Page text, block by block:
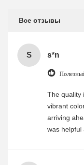
Все отзывы
S s*n
The quality
vibrant
arriving
was helpful